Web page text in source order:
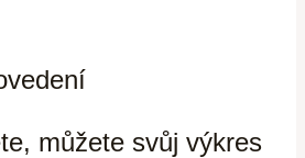
můžete svůj výkres